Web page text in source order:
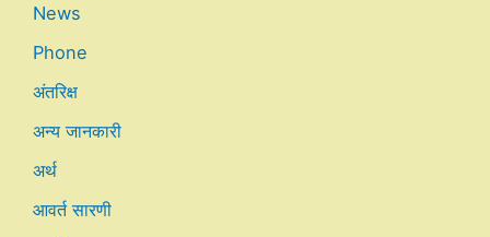
News
Phone
अंतरिक्ष
अन्य जानकारी
अर्थ
आवर्त सारणी